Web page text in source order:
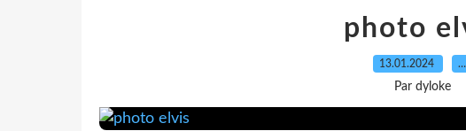
photo
13.01.2024 …
Par dyloke